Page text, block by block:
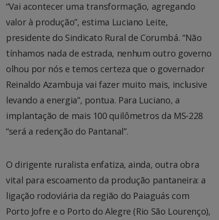
“Vai acontecer uma transformação, agregando
valor à produção”, estima Luciano Leite,
presidente do Sindicato Rural de Corumbá. “Não
tínhamos nada de estrada, nenhum outro governo
olhou por nós e temos certeza que o governador
Reinaldo Azambuja vai fazer muito mais, inclusive
levando a energia”, pontua. Para Luciano, a
implantação de mais 100 quilômetros da MS-228
“será a redenção do Pantanal”.
O dirigente ruralista enfatiza, ainda, outra obra
vital para escoamento da produção pantaneira: a
ligação rodoviária da região do Paiaguás com
Porto Jofre e o Porto do Alegre (Rio São Lourenço),